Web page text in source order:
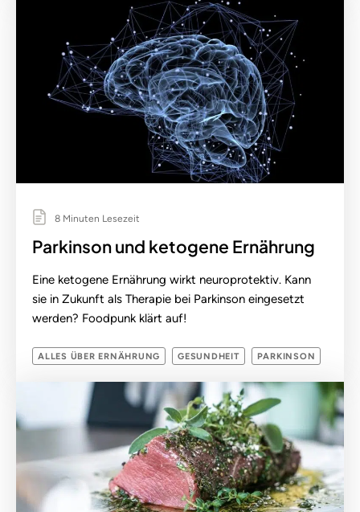
8 Minuten Lesezeit
Parkinson und ketogene Ernährung
Eine ketogene Ernährung wirkt neuroprotektiv. Kann
sie in Zukunft als Therapie bei Parkinson eingesetzt
werden? Foodpunk klärt auf!
ALLES ÜBER ERNÄHRUNG GESUNDHEIT PARKINSON